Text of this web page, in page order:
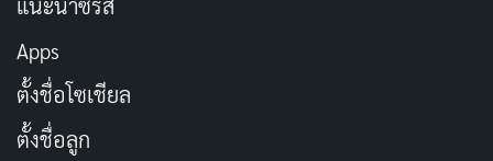
Apps
ตั้งชื่อโซเชียล
ตั้งชื่อลูก